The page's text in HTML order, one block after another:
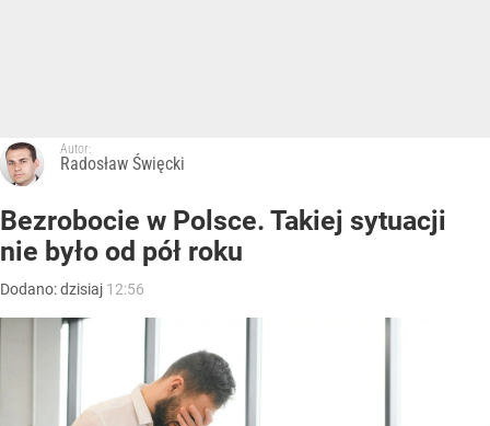
Autor:
Radosław Święcki
Bezrobocie w Polsce. Takiej sytuacji
nie było od pół roku
Dodano:dzisiaj 12:56